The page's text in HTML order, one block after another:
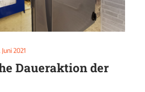
Juni 2021
Daueraktion der